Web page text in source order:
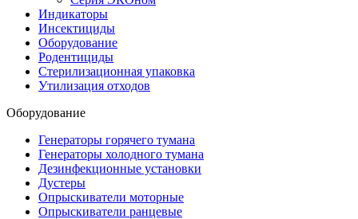
Индикаторы
Инсектициды
Оборудование
Родентициды
Стерилизационная упаковка
Утилизация отходов
Оборудование
Генераторы горячего тумана
Генераторы холодного тумана
Дезинфекционные установки
Дустеры
Опрыскиватели моторные
Опрыскиватели ранцевые